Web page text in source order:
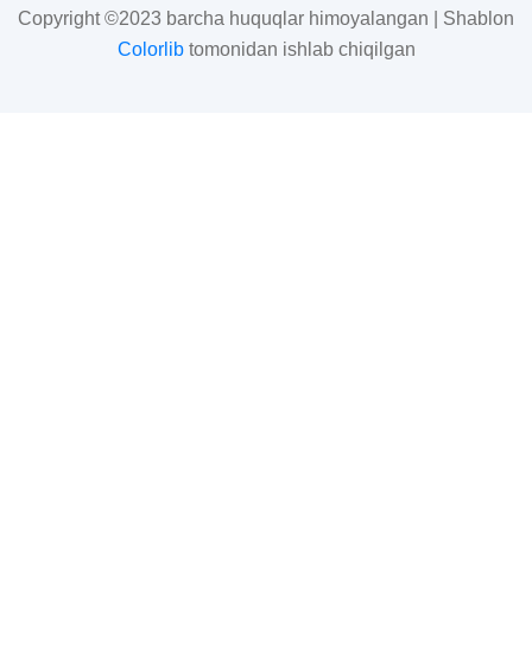
Copyright ©2023 barcha huquqlar himoyalangan | Shablon
Colorlibtomonidan ishlab chiqilgan